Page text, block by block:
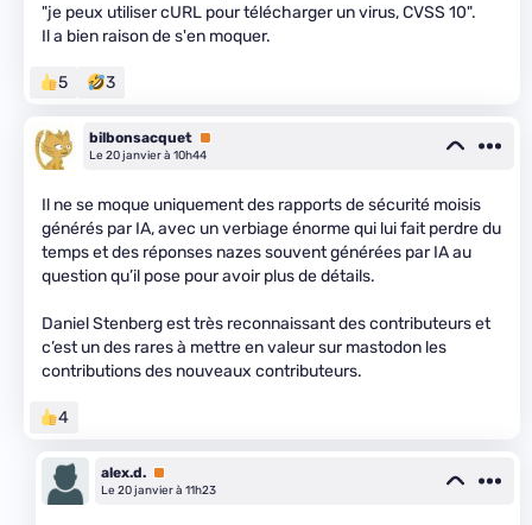
"je peux utiliser cURL pour télécharger un virus, CVSS 10".
Il a bien raison de s'en moquer.
5 3
bilbonsacquet Premium
Le 20 janvier à 10h44
Il ne se moque uniquement des rapports de sécurité moisis
générés par IA, avec un verbiage énorme qui lui fait perdre du
temps et des réponses nazes souvent générées par IA au
question qu’il pose pour avoir plus de détails.
Daniel Stenberg est très reconnaissant des contributeurs et
c’est un des rares à mettre en valeur sur mastodon les
contributions des nouveaux contributeurs.
4
alex.d. Premium
Le 20 janvier à 11h23